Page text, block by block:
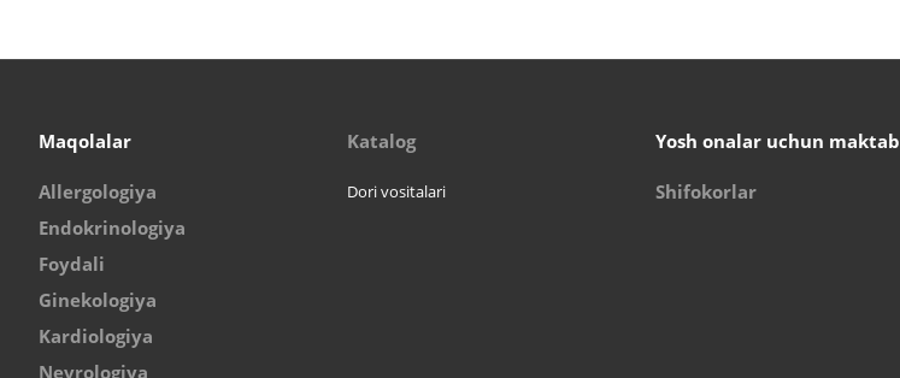
Maqolalar
Allergologiya
Endokrinologiya
Foydali
Ginekologiya
Kardiologiya
Nevrologiya
Katalog
Dori vositalari
Yosh onalar uchun maktab
Shifokorlar